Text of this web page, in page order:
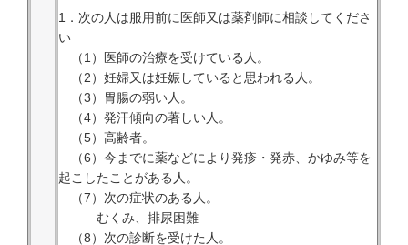
1．次の人は服用前に医師又は薬剤師に相談してくださ
い
（1）医師の治療を受けている人。
（2）妊婦又は妊娠していると思われる人。
（3）胃腸の弱い人。
（4）発汗傾向の著しい人。
（5）高齢者。
（6）今までに薬などにより発疹・発赤、かゆみ等を
起こしたことがある人。
（7）次の症状のある人。
むくみ、排尿困難
（8）次の診断を受けた人。